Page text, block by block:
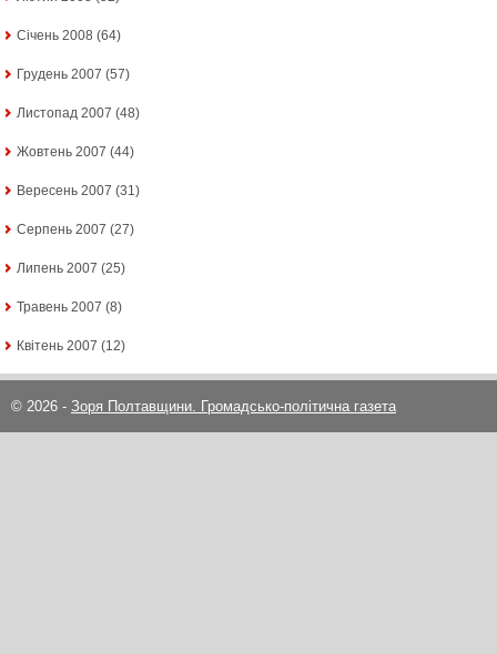
Січень 2008 (64)
Грудень 2007 (57)
Листопад 2007 (48)
Жовтень 2007 (44)
Вересень 2007 (31)
Серпень 2007 (27)
Липень 2007 (25)
Травень 2007 (8)
Квітень 2007 (12)
© 2026 - Зоря Полтавщини. Громадсько-політична газета